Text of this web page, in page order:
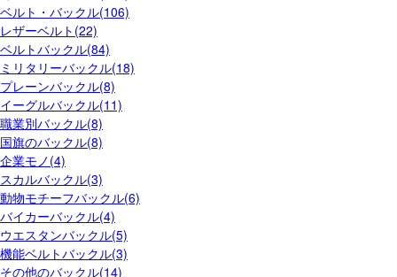
ベルト・バックル(106)
レザーベルト(22)
ベルトバックル(84)
ミリタリーバックル(18)
プレーンバックル(8)
イーグルバックル(11)
職業別バックル(8)
国旗のバックル(8)
企業モノ(4)
スカルバックル(3)
動物モチーフバックル(6)
バイカーバックル(4)
ウエスタンバックル(5)
機能ベルトバックル(3)
その他のバックル(14)